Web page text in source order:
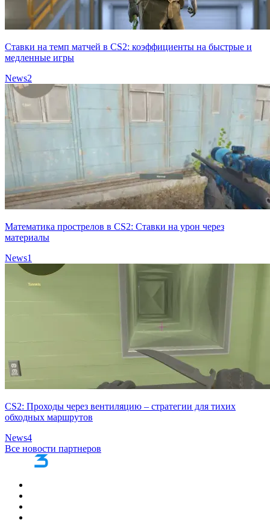
Ставки на темп матчей в CS2: коэффициенты на быстрые и
медленные игры
News2
Математика прострелов в CS2: Ставки на урон через
материалы
News1
CS2: Проходы через вентиляцию – стратегии для тихих
обходных маршрутов
News4
Все новости партнеров